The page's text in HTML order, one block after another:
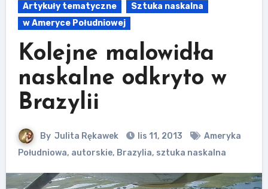
Artykuły tematyczne
Sztuka naskalna
w Ameryce Południowej
Kolejne malowidła
naskalne odkryto w
Brazylii
By Julita Rękawek lis 11, 2013
Ameryka
Południowa, autorskie, Brazylia, sztuka naskalna